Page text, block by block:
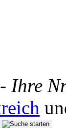
Ihre